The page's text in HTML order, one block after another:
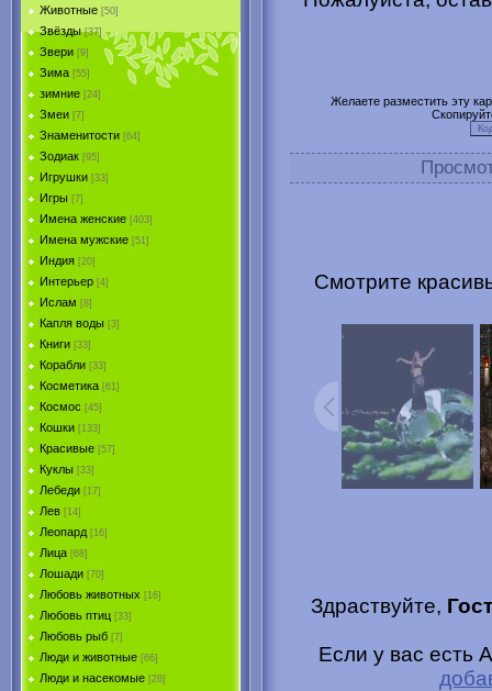
Животные [50]
Звёзды [37]
Звери [9]
Зима [55]
зимние [24]
Змеи [7]
Знаменитости [64]
Зодиак [95]
Игрушки [33]
Игры [7]
Имена женские [403]
Имена мужские [51]
Индия [20]
Интерьер [4]
Ислам [8]
Капля воды [3]
Книги [33]
Корабли [33]
Косметика [61]
Космос [45]
Кошки [133]
Красивые [57]
Куклы [33]
Лебеди [17]
Лев [14]
Леопард [16]
Лица [68]
Лошади [70]
Любовь животных [16]
Любовь птиц [33]
Любовь рыб [7]
Люди и животные [66]
Люди и насекомые [28]
Желаете разместить эту
Смотрите
Здраствуйте,
Если у вас есть